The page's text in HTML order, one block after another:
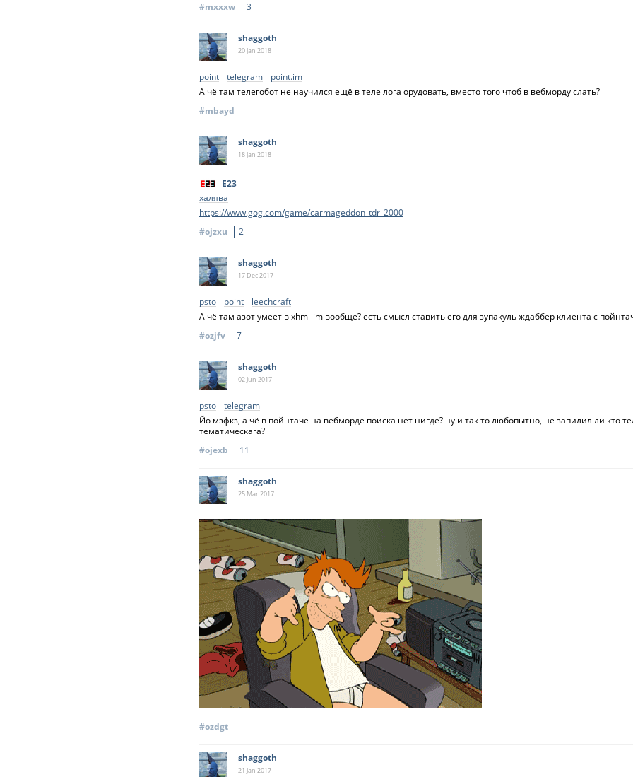
#mxxxw
3
shaggoth
20 Jan 2018
point telegram
point.im
А чё там телегобот не научился ещё в теле лога орудовать, вместо того чтоб в вебморду слать?
#mbayd
shaggoth
18 Jan 2018
E23
халява
https://www.gog.com/game/carmageddon_tdr_2000
#ojzxu
2
shaggoth
17 Dec2017
psto point
leechcraft
А чё там азот умеет в xhml-im вообще? есть смысл ставить его для зупакуль ждаббер клиента с
#ozjfv
7
shaggoth
02 Jun 2017
psto
telegram
Йо мзфкз, а чё в пойнтаче на вебморде поиска нет нигде? ну и так то любопытно, не запилил ли кто
тематическага?
#ojexb
11
shaggoth
25 Mar2017
#ozdgt
shaggoth
21 Jan 2017